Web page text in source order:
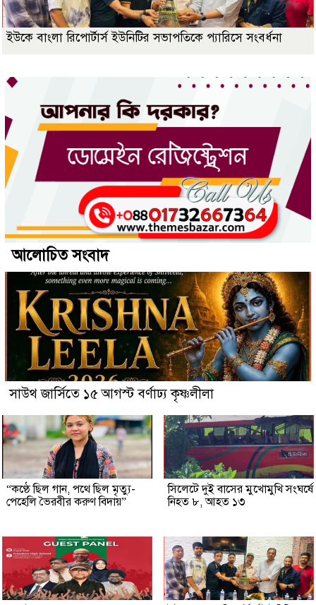
ইউকে বাংলা রিপোর্টার্স ইউনিটির সভাপতিকে প্যারিসে সংবর্ধনা
আলোচিত সংবাদ
সাউথ জার্সিতে ১৫ আগস্ট বর্ণাঢ্য কৃষ্ণলীলা
“কণ্ঠে ছিল গান, পথে ছিল মৃত্যু-
পেহেলি ভৈরবীর করুণ বিদায়”
সিলেটে দুই বাসের মুখোমুখি সংঘর্ষে
নিহত ৮, আহত ১৩